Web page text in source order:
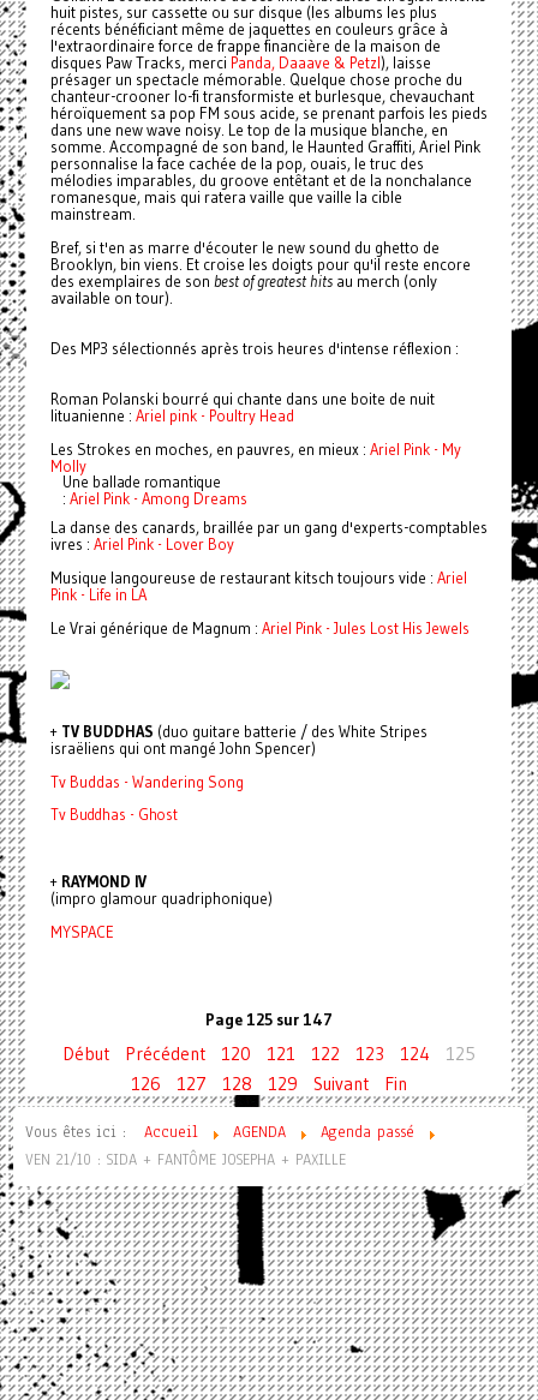
huit pistes, sur cassette ou sur disque (les albums les plus
récents bénéficiant même de jaquettes en couleurs grâce à
l'extraordinaire force de frappe financière de la maison de
disques Paw Tracks, merci Panda, Daaave & Petzl), laisse
présager un spectacle mémorable. Quelque chose proche du
chanteur-crooner lo-fi transformiste et burlesque, chevauchant
héroïquement sa pop FM sous acide, se prenant parfois les pieds
dans une new wave noisy. Le top de la musique blanche, en
somme. Accompagné de son band, le Haunted Graffiti, Ariel Pink
personnalise la face cachée de la pop, ouais, le truc des
mélodies imparables, du groove entêtant et de la nonchalance
romanesque, mais qui ratera vaille que vaille la cible
mainstream.
Bref, si t'en as marre d'écouter le new sound du ghetto de
Brooklyn, bin viens. Et croise les doigts pour qu'il reste encore
des exemplaires de son best ofgreatest hitsau merch (only
available on tour).
Des MP3 sélectionnés après trois heures d'intense réflexion :
Roman Polanski bourré qui chante dans une boite de nuit
lituanienne : Ariel pink - Poultry Head
Les Strokes en moches, en pauvres, en mieux : Ariel Pink - My
Molly
Une ballade romantique
: Ariel Pink - Among Dreams
La danse des canards, braillée par un gang d'experts-comptables
ivres : Ariel Pink - Lover Boy
Musique langoureuse de restaurant kitsch toujours vide : Ariel
Pink - Life in LA
Le Vrai générique de Magnum : Ariel Pink - Jules Lost His Jewels
+ TV BUDDHAS (duo guitare batterie / des White Stripes
israëliens qui ont mangé John Spencer)
Tv Buddas - Wandering Song
Tv Buddhas - Ghost
+ RAYMOND IV
(impro glamour quadriphonique)
MYSPACE
Page 125 sur 147
Début Précédent 120 121 122 123 124
125
126
127 128 129 Suivant Fin
Vous êtes ici : Accueil AGENDA
Agenda passé
VEN 21/10 : SIDA + FANTÔME JOSEPHA + PAXILLE